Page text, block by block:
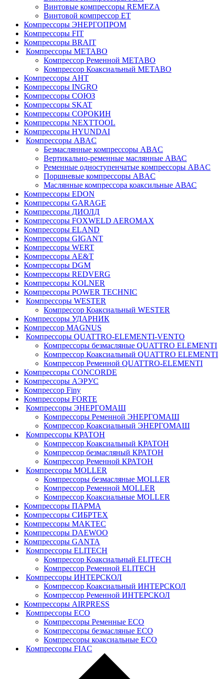
Винтовые компрессоры REMEZA
Винтовой компрессор ET
Компрессоры ЭНЕРГОПРОМ
Компрессоры FIT
Компрессоры BRAIT
Компрессоры METABO
Компрессор Ременной METABO
Компрессор Коаксиальный METABO
Компрессоры АНТ
Компрессоры INGRO
Компрессоры СОЮЗ
Компрессоры SKAT
Компрессоры СОРОКИН
Компрессоры NEXTTOOL
Компрессоры HYUNDAI
Компрессоры ABAC
Безмаслянные компрессоры ABAC
Вертикально-ременные маслянные АВАС
Ременные одноступенчатые компрессоры ABAC
Поршневые компрессоры ABAC
Маслянные компрессора коаксильные АВАС
Компрессоры EDON
Компрессоры GARAGE
Компрессоры ДИОЛД
Компрессоры FOXWELD AEROMAX
Компрессоры ELAND
Компрессоры GIGANT
Компрессоры WERT
Компрессоры AE&T
Компрессоры DGM
Компрессоры REDVERG
Компрессоры KOLNER
Компрессоры POWER TECHNIC
Компрессоры WESTER
Компрессор Коаксиальный WESTER
Компрессоры УДАРНИК
Компрессор MAGNUS
Компрессоры QUATTRO-ELEMENTI-VENTO
Компрессоры безмасляные QUATTRO ELEMENTI
Компрессор Коаксиальный QUATTRO ELEMENTI
Компрессор Ременной QUATTRO-ELEMENTI
Компрессоры CONCORDE
Компрессоры АЭРУС
Компрессор Finy
Компрессоры FORTE
Компрессоры ЭНЕРГОМАШ
Компрессоры Ременной ЭНЕРГОМАШ
Компрессор Коаксиальный ЭНЕРГОМАШ
Компрессоры КРАТОН
Компрессор Коаксиальный КРАТОН
Компрессор безмасляный КРАТОН
Компрессор Ременной КРАТОН
Компрессоры MOLLER
Компрессоры безмасляные MOLLER
Компрессор Ременной MOLLER
Компрессор Коаксиальные MOLLER
Компрессоры ПАРМА
Компрессоры СИБРТЕХ
Компрессоры MAKTEC
Компрессоры DAEWOO
Компрессоры GANTA
Компрессоры ELITECH
Компрессор Коаксиальный ELITECH
Компрессор Ременной ELITECH
Компрессоры ИНТЕРСКОЛ
Компрессор Коаксиальный ИНТЕРСКОЛ
Компрессор Ременной ИНТЕРСКОЛ
Компрессоры AIRPRESS
Компрессоры ECO
Компрессоры Ременные ECO
Компрессоры безмасляные ECO
Компрессоры коаксиальные ECO
Компрессоры FIAC